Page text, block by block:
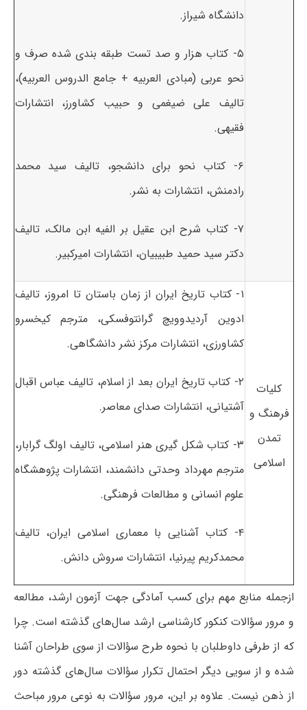
دانشگاه شیراز.
۵- کتاب هزار و صد تست طبقه بندی شده صرف و
نحو عربی (مبادی العربیه + جامع الدروس العربیه)،
تالیف علی ضیغمی و حبیب کشاورز، انتشارات
فقیهی.
۶- کتاب نحو برای دانشجو، تالیف سید محمد
رادمنش، انتشارات به نشر.
۷- کتاب شرح ابن عقیل بر الفیه ابن مالک، تالیف
دکتر سید حمید طبیبیان، انتشارات امیرکبیر.
کلیات
فرهنگ و
تمدن
اسلامی
۱- کتاب تاریخ ایران از زمان باستان تا امروز، تالیف
ادوین آردیدوویچ گرانتوفسکی، مترجم کیخسرو
کشاورزی، انتشارات مرکز نشر دانشگاهی.
۲- کتاب تاریخ ایران بعد از اسلام، تالیف عباس اقبال
آشتیانی، انتشارات صدای معاصر.
۳- کتاب شکل گیری هنر اسلامی، تالیف اولگ گرابار،
مترجم مهرداد وحدتی دانشمند، انتشارات پژوهشگاه
علوم انسانی و مطالعات فرهنگی.
۴- کتاب آشنایی با معماری اسلامی ایران، تالیف
محمدکریم پیرنیا، انتشارات سروش دانش.
ازجمله منابع مهم برای کسب آمادگی جهت آزمون ارشد، مطالعه
و مرور سؤالات کنکور کارشناسی ارشد سال‌های گذشته است. چرا
که از طرفی داوطلبان با نحوه طرح سؤالات از سوی طراحان آشنا
شده و از سویی دیگر احتمال تکرار سؤالات سال‌های گذشته دور
از ذهن نیست. علاوه بر این، مرور سؤالات به نوعی مرور مباحث